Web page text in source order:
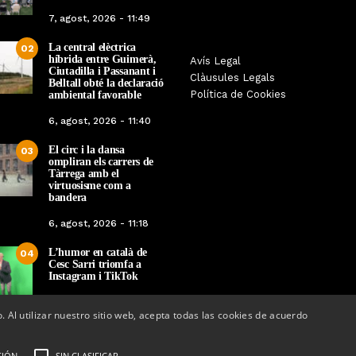
7, agost, 2026 - 11:49
02
La central elèctrica
híbrida entre Guimerà,
Ciutadilla i Passanant i
Belltall obté la declaració
ambiental favorable
6, agost, 2026 - 11:40
03
El circ i la dansa
ompliran els carrers de
Tàrrega amb el
virtuosisme com a
bandera
6, agost, 2026 - 11:18
04
L’humor en català de
Cesc Sarri triomfa a
Instagram i TikTok
Avís Legal
Clàusules Legals
Política de Cookies
Les Gastrosàvies protagonitzen
una gran trobada al Món Sant
Benet que referma el valor de la
27, novembre, 2025 - 08:28
protagonista de la
Cinema Espiritual de
utilizar nuestro sitio web, acepta todas las cookies de acuerdo